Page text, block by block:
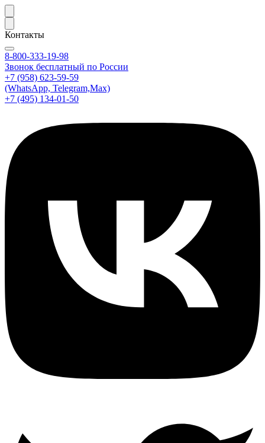
Контакты
8-800-333-19-98
Звонок бесплатный по России
+7 (958) 623-59-59
(WhatsApp, Telegram,Max)
+7 (495) 134-01-50